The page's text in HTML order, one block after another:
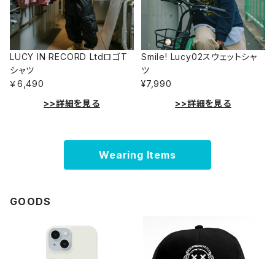
LUCY IN RECORD LtdロゴT
シャツ
￥6,490
>>詳細を見る
Smile! Lucy02スウェットシャ
ツ
¥7,990
>>詳細を見る
Wearing Items
GOODS